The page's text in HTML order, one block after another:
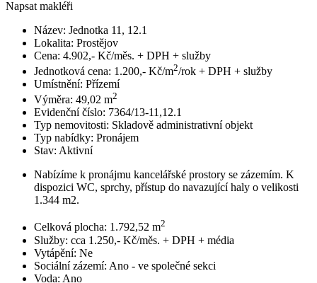
Napsat makléři
Název: Jednotka 11, 12.1
Lokalita: Prostějov
Cena: 4.902,- Kč/měs. + DPH + služby
Jednotková cena: 1.200,- Kč/m2/rok + DPH + služby
Umístnění: Přízemí
Výměra: 49,02 m2
Evidenční číslo: 7364/13-11,12.1
Typ nemovitosti: Skladově administrativní objekt
Typ nabídky: Pronájem
Stav: Aktivní
Nabízíme k pronájmu kancelářské prostory se zázemím. K
dispozici WC, sprchy, přístup do navazující haly o velikosti
1.344 m2.
Celková plocha: 1.792,52 m2
Služby: cca 1.250,- Kč/měs. + DPH + média
Vytápění: Ne
Sociální zázemí: Ano - ve společné sekci
Voda: Ano